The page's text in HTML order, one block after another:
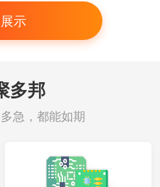
示
多邦
急，都能如期